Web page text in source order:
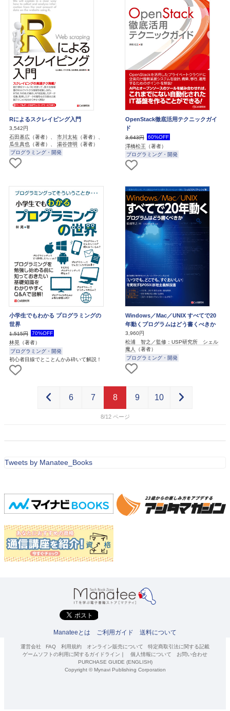
Rによるスクレイピング入門
3,542円
石田基広 （著者）、 市川太祐 （著者）、
瓜生真也 （著者）、 湯谷啓明 （著者）
プログラミング・開発
OpenStack徹底活用テクニックガイ
ド
3,643円
60%OFF
澤橋松王 （著者）
プログラミング・開発
小学生でもわかる プログラミングの
世界
1,515円
70%OFF
林晃 （著者）
プログラミング・開発
初心者目線でとことんかみ砕いて解説！
Windows／Mac／UNIX すべてで20
年動くプログラムはどう書くべきか
3,960円
松浦 智之／監修：USP研究所 シェル
魔人
（著者）
プログラミング・開発
8/12
6 7 8 9 10
Tweets by Manatee_Books
Manateeとは ご利用ガイド 送料について
運営会社 FAQ 利用規約 オンライン販売について
特定商取引法に関する記載
ゲームソフトの利用に関するガイドライン ｜ 個人情報について
お問い合わせ
PURCHASE GUIDE (ENGLISH)
Copyright © Mynavi Publishing Corporation